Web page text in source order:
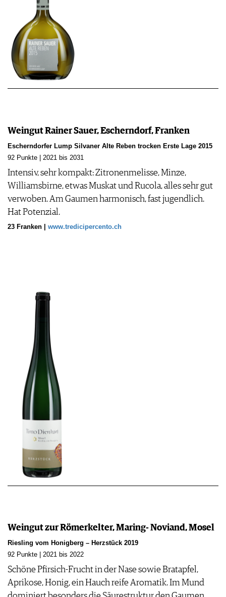
Weingut Rainer Sauer, Escherndorf, Franken
Escherndorfer Lump Silvaner Alte Reben trocken Erste Lage 2015
92 Punkte | 2021 bis 2031
Intensiv, sehr kompakt: Zitronenmelisse, Minze,
Williamsbirne, etwas Muskat und Rucola, alles sehr gut
verwoben. Am Gaumen harmonisch, fast jugendlich.
Hat Potenzial.
23 Franken | www.tredicipercento.ch
Weingut zur Römerkelter, Maring- Noviand, Mosel
Riesling vom Honigberg – Herzstück 2019
92 Punkte | 2021 bis 2022
Schöne Pfirsich-Frucht in der Nase sowie Bratapfel,
Aprikose, Honig, ein Hauch reife Aromatik. Im Mund